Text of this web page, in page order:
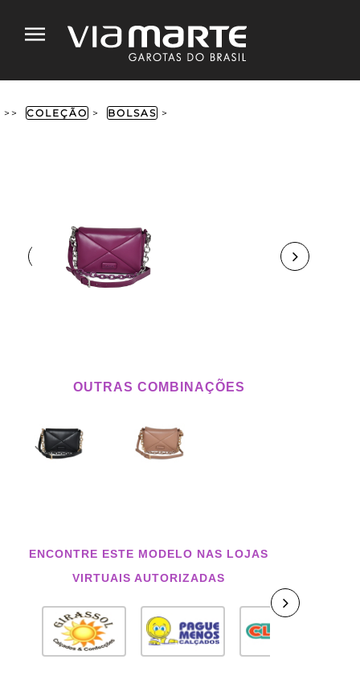
>> COLEÇÃO > BOLSAS >
OUTRAS COMBINAÇÕES
ENCONTRE ESTE MODELO NAS LOJAS
VIRTUAIS AUTORIZADAS